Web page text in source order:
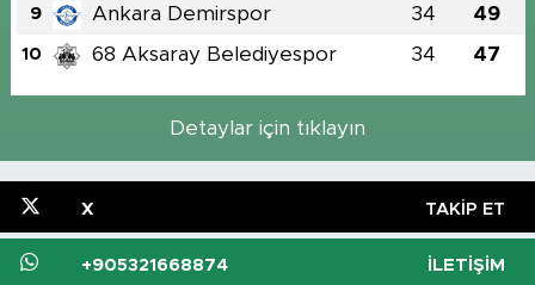
9 Ankara Demirspor 34 49
10 68 Aksaray Belediyespor 34 47
Detaylar için tıklayın
X TAKIP ET
+905321668874 İLETIŞIM